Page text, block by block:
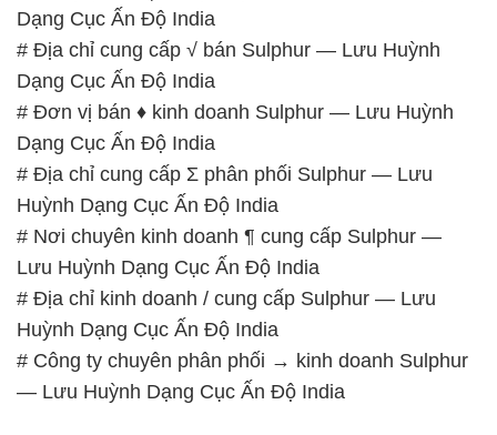
Dạng Cục Ấn Độ India
# Địa chỉ cung cấp √ bán Sulphur — Lưu Huỳnh
Dạng Cục Ấn Độ India
# Đơn vị bán ♦ kinh doanh Sulphur — Lưu Huỳnh
Dạng Cục Ấn Độ India
# Địa chỉ cung cấp Σ phân phối Sulphur — Lưu
Huỳnh Dạng Cục Ấn Độ India
# Nơi chuyên kinh doanh ¶ cung cấp Sulphur —
Lưu Huỳnh Dạng Cục Ấn Độ India
# Địa chỉ kinh doanh / cung cấp Sulphur — Lưu
Huỳnh Dạng Cục Ấn Độ India
# Công ty chuyên phân phối → kinh doanh Sulphur
— Lưu Huỳnh Dạng Cục Ấn Độ India